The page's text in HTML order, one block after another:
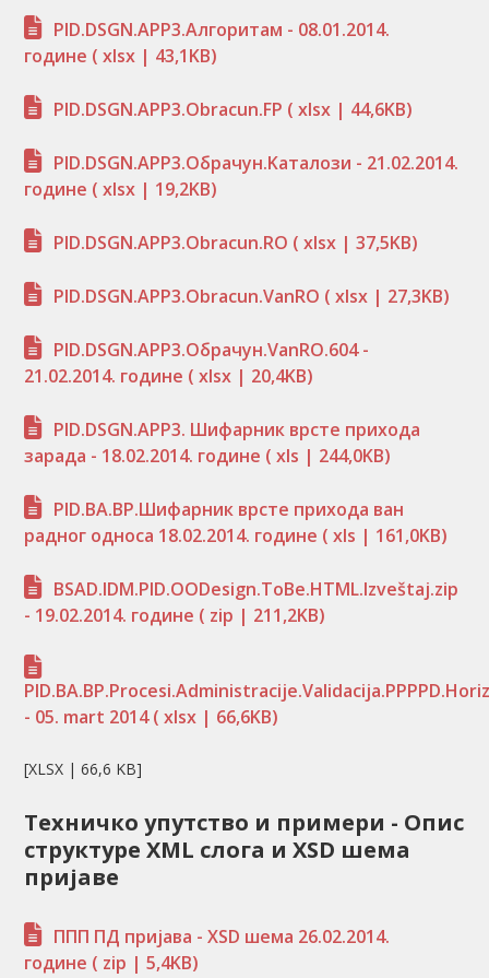
PID.DSGN.APP3.Алгоритам - 08.01.2014.
године ( xlsx | 43,1KB)
PID.DSGN.APP3.Obracun.FP ( xlsx | 44,6KB)
PID.DSGN.APP3.Oбрачун.Kaталози - 21.02.2014.
године ( xlsx | 19,2KB)
PID.DSGN.APP3.Obracun.RO ( xlsx | 37,5KB)
PID.DSGN.APP3.Obracun.VanRO ( xlsx | 27,3KB)
PID.DSGN.APP3.Oбрачун.VanRO.604 -
21.02.2014. године ( xlsx | 20,4KB)
PID.DSGN.APP3. Шифарник врсте прихода
зарада - 18.02.2014. године ( xls | 244,0KB)
PID.BA.BP.Шифарник врсте прихода ван
радног односа 18.02.2014. године ( xls | 161,0KB)
BSAD.IDM.PID.OODesign.ToBe.HTML.Izveštaj.zip
- 19.02.2014. године ( zip | 211,2KB)
- 05. mart 2014( xlsx | 66,6KB)
[XLSX | 66,6 KB]
Техничко упутство и примери - Опис
структуре XML слога и XSD шема
пријаве
ППП ПД пријава - XSD шема 26.02.2014.
године ( zip | 5,4KB)